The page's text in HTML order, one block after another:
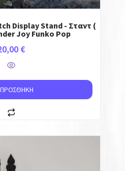
Display Stand - Σταντ (
Joy Funko Pop
€
ΠΡΟΣΘΉΚΗ